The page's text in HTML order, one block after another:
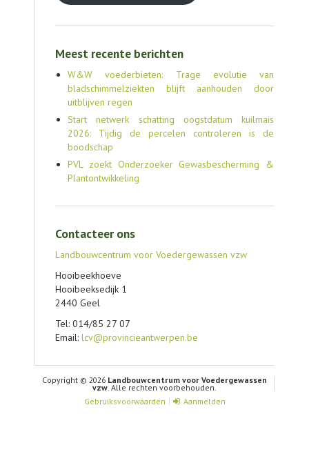
Meest recente berichten
W&W voederbieten: Trage evolutie van
bladschimmelziekten blijft aanhouden door
uitblijven regen
Start netwerk schatting oogstdatum kuilmais
2026: Tijdig de percelen controleren is de
boodschap
PVL zoekt Onderzoeker Gewasbescherming &
Plantontwikkeling
Contacteer ons
Landbouwcentrum voor Voedergewassen vzw
Hooibeekhoeve
Hooibeeksedijk 1
2440 Geel
Tel: 014/85 27 07
Email: lcv@provincieantwerpen.be
Copyright © 2026 Landbouwcentrum voor Voedergewassen
vzw. Alle rechten voorbehouden.
Gebruiksvoorwaarden
Aanmelden